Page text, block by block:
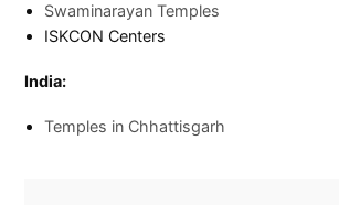
Swaminarayan Temples
ISKCON Centers
India:
Temples in Chhattisgarh